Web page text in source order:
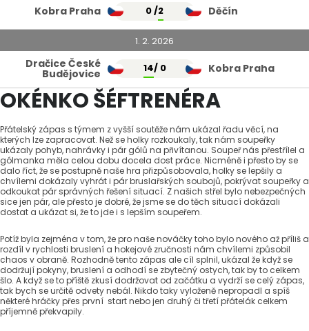
Kobra Praha 0 /2 Děčín
1. 2. 2026
Dračice České
Budějovice 14/ 0 Kobra Praha
OKÉNKO ŠÉFTRENÉRA
Přátelský zápas s týmem z vyšší soutěže nám ukázal řadu věcí, na
kterých lze zapracovat. Než se holky rozkoukaly, tak nám soupeřky
ukázaly pohyb, nahrávky i pár gólů na přivítanou. Soupeř nás přestřílel a
gólmanka měla celou dobu docela dost práce. Nicméně i přesto by se
dalo říct, že se postupně naše hra přizpůsobovala, holky se lepšily a
chvílemi dokázaly vyhrát i pár bruslařských soubojů, pokrývat soupeřky a
odkoukat pár správných řešení situací. Z našich střel bylo nebezpečných
sice jen pár, ale přesto je dobré, že jsme se do těch situací dokázali
dostat a ukázat si, že to jde i s lepším soupeřem.
Potíž byla zejména v tom, že pro naše nováčky toho bylo nového až příliš a
rozdíl v rychlosti bruslení a hokejové zručnosti nám chvílemi způsobil
chaos v obraně. Rozhodně tento zápas ale cíl splnil, ukázal že když se
dodržují pokyny, bruslení a odhodí se zbytečný ostych, tak by to celkem
šlo. A když se to příště zkusí dodržovat od začátku a vydrží se celý zápas,
tak bych se určitě odvety nebál. Nikdo taky vyloženě nepropadl a spíš
některé hráčky přes první start nebo jen druhý či třetí přátelák celkem
příjemně překvapily.